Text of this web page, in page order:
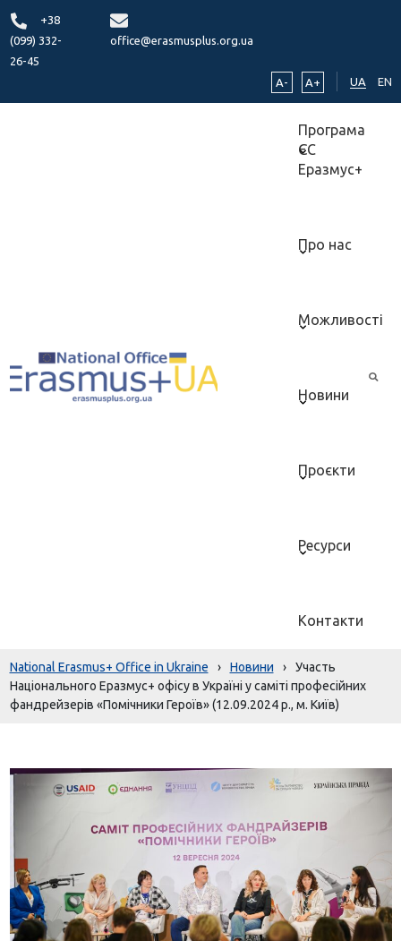
+38
(099) 332-
26-45
office@erasmusplus.org.ua
A- A+ UA EN
Програма
ЄС
Еразмус+
Про нас
Можливості
Новини
Проєкти
Ресурси
Контакти
National Erasmus+ Office in Ukraine › Новини ›
Участь
Національного Еразмус+ офісу в Україні у саміті професійних
фандрейзерів «Помічники Героїв» (12.09.2024 р., м. Київ)